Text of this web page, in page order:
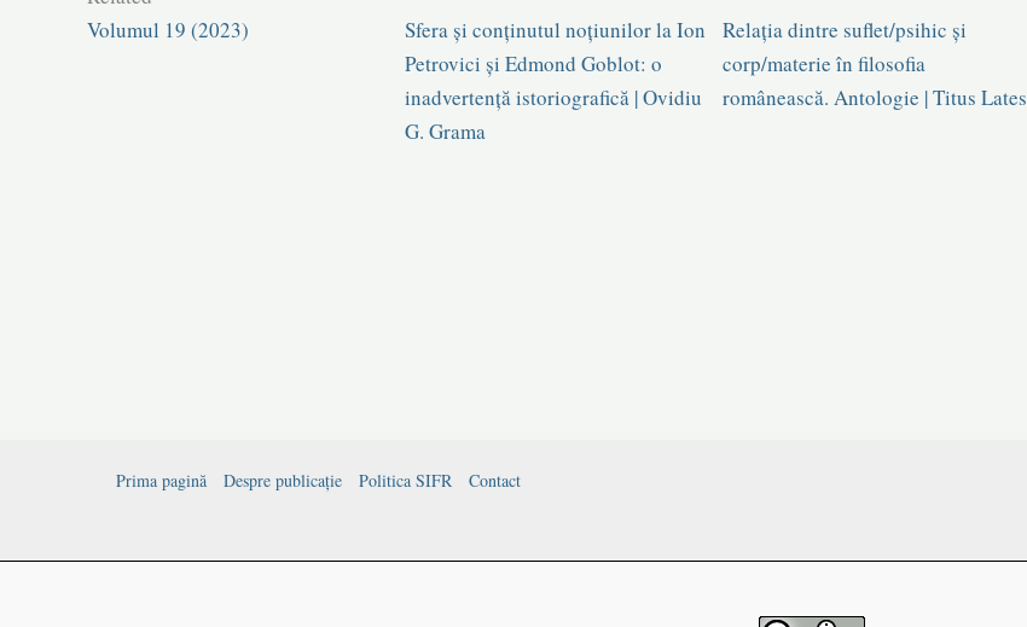
Volumul 19 (2023)
Sfera și conținutul noțiunilor la Ion
Petrovici și Edmond Goblot: o
inadvertență istoriografică | Ovidiu
G. Grama
Relația dintre suflet/psihic și
corp/materie în filosofia
românească. Antologie | Titus Lates
Prima pagină Despre publicație Politica SIFR Contact